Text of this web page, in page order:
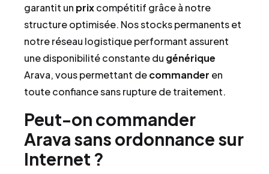
garantit un prixcompétitif grâce à notre
structure optimisée. Nos stocks permanents et
notre réseau logistique performant assurent
une disponibilité constante du générique
Arava, vous permettant decommander en
toute confiance sans rupture de traitement.
Peut-on commander
Arava sans ordonnance sur
Internet ?